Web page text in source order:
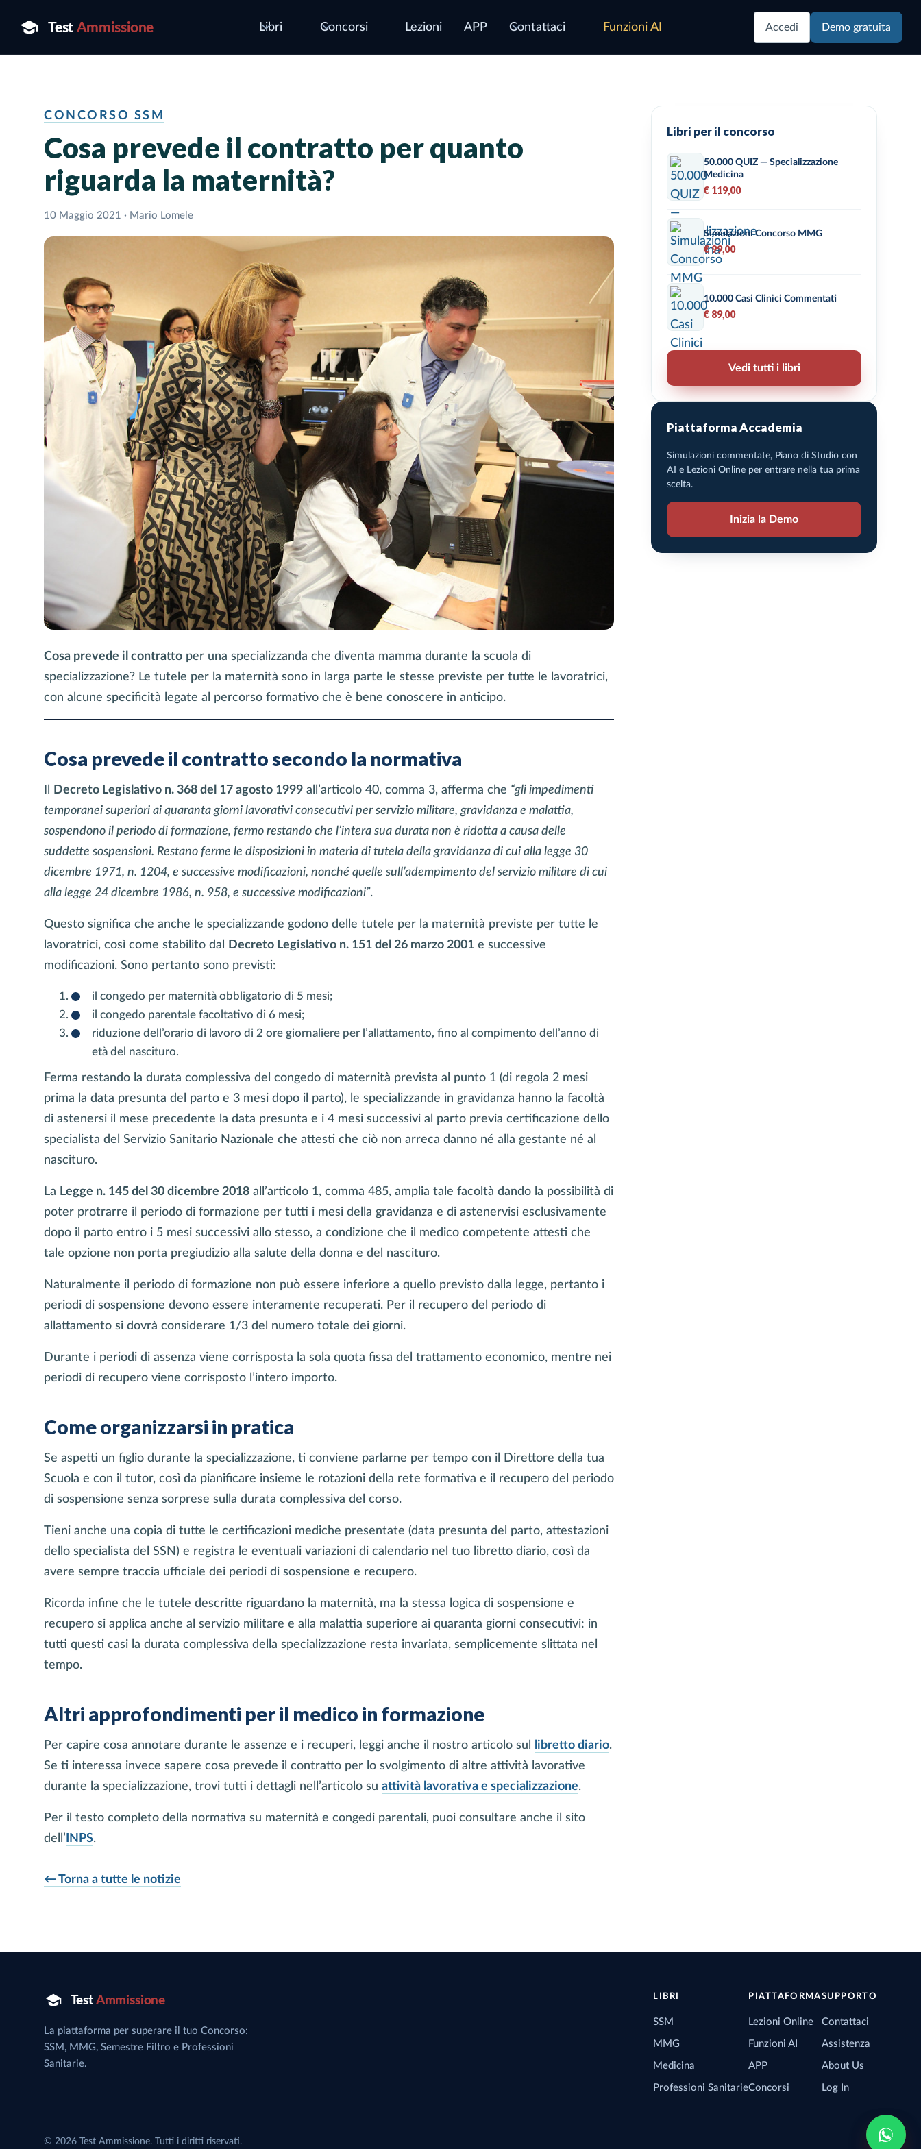
Libri Concorsi Lezioni APP Contattaci Funzioni AI Accedi Demo gratuita
CONCORSO SSM
Cosa prevede il contratto per quanto
riguarda la maternità?
10 Maggio 2021 · Mario Lomele
Cosa prevede il contratto per una specializzanda che diventa mamma durante la scuola di
specializzazione? Le tutele per la maternità sono in larga parte le stesse previste per tutte le lavoratrici,
con alcune specificità legate al percorso formativo che è bene conoscere in anticipo.
Cosa prevede il contratto secondo la normativa
Decreto Legislativo n. 368 del 17 agosto 1999 all’articolo 40, comma 3, afferma che “gli impedimenti
temporanei superiori ai quaranta giorni lavorativi consecutivi per servizio militare, gravidanza e malattia,
sospendono il periodo di formazione, fermo restando che l’intera sua durata non è ridotta a causa delle
suddette sospensioni. Restano ferme le disposizioni in materia di tutela della gravidanza di cui alla legge 30
dicembre 1971, n. 1204, e successive modificazioni, nonché quelle sull’adempimento del servizio militare di cui
alla legge 24 dicembre 1986, n. 958, e successive modificazioni”.
Questo significa che anche le specializzande godono delle tutele per la maternità previste per tutte le
lavoratrici, così come stabilito dal
Decreto Legislativo n. 151 del 26 marzo 2001 e successive
modificazioni. Sono pertanto sono previsti:
il congedo per maternità obbligatorio di 5 mesi;
il congedo parentale facoltativo di 6 mesi;
riduzione dell’orario di lavoro di 2 ore giornaliere per l’allattamento, fino al compimento dell’anno di
età del nascituro.
Ferma restando la durata complessiva del congedo di maternità prevista al punto 1 (di regola 2 mesi
prima la data presunta del parto e 3 mesi dopo il parto), le specializzande in gravidanza hanno la facoltà
di astenersi il mese precedente la data presunta e i 4 mesi successivi al parto previa certificazione dello
specialista del Servizio Sanitario Nazionale che attesti che ciò non arreca danno né alla gestante né al
nascituro.
La Legge n. 145 del 30 dicembre 2018 all’articolo 1, comma 485, amplia tale facoltà dando la possibilità di
poter protrarre il periodo di formazione per tutti i mesi della gravidanza e di astenervisi esclusivamente
dopo il parto entro i 5 mesi successivi allo stesso, a condizione che il medico competente attesti che
tale opzione non porta pregiudizio alla salute della donna e del nascituro.
Naturalmente il periodo di formazione non può essere inferiore a quello previsto dalla legge, pertanto i
periodi di sospensione devono essere interamente recuperati. Per il recupero del periodo di
allattamento si dovrà considerare 1/3 del numero totale dei giorni.
Durante i periodi di assenza viene corrisposta la sola quota fissa del trattamento economico, mentre nei
periodi di recupero viene corrisposto l’intero importo.
Come organizzarsi in pratica
Se aspetti un figlio durante la specializzazione, ti conviene parlarne per tempo con il Direttore della tua
Scuola e con il tutor, così da pianificare insieme le rotazioni della rete formativa e il recupero del periodo
di sospensione senza sorprese sulla durata complessiva del corso.
Tieni anche una copia di tutte le certificazioni mediche presentate (data presunta del parto, attestazioni
dello specialista del SSN) e registra le eventuali variazioni di calendario nel tuo libretto diario, così da
avere sempre traccia ufficiale dei periodi di sospensione e recupero.
Ricorda infine che le tutele descritte riguardano la maternità, ma la stessa logica di sospensione e
recupero si applica anche al servizio militare e alla malattia superiore ai quaranta giorni consecutivi: in
tutti questi casi la durata complessiva della specializzazione resta invariata, semplicemente slittata nel
tempo.
Altri approfondimenti per il medico in formazione
Per capire cosa annotare durante le assenze e i recuperi, leggi anche il nostro articolo sul libretto diario.
Se ti interessa invece sapere cosa prevede il contratto per lo svolgimento di altre attività lavorative
durante la specializzazione, trovi tutti i dettagli nell’articolo su attività lavorativa e specializzazione.
Per il testo completo della normativa su maternità e congedi parentali, puoi consultare anche il sito
dell’ INPS.
← Torna a tutte le notizie
Libri per il concorso
50.000 QUIZ — Specializzazione
Medicina
€ 119,00
Simulazioni Concorso MMG
€ 99,00
10.000 Casi Clinici Commentati
€ 89,00
Vedi tutti i libri
Piattaforma Accademia
Simulazioni commentate, Piano di Studio con
AI e Lezioni Online per entrare nella tua prima
scelta.
Inizia la Demo
La piattaforma per superare il tuo Concorso:
SSM, MMG, Semestre Filtro e Professioni
Sanitarie.
LIBRI
SSM
MMG
Medicina
Professioni Sanitarie
PIATTAFORMA
Lezioni Online
Funzioni AI
APP
Concorsi
SUPPORTO
Contattaci
Assistenza
About Us
Log In
© 2026 Test Ammissione. Tutti i diritti riservati.